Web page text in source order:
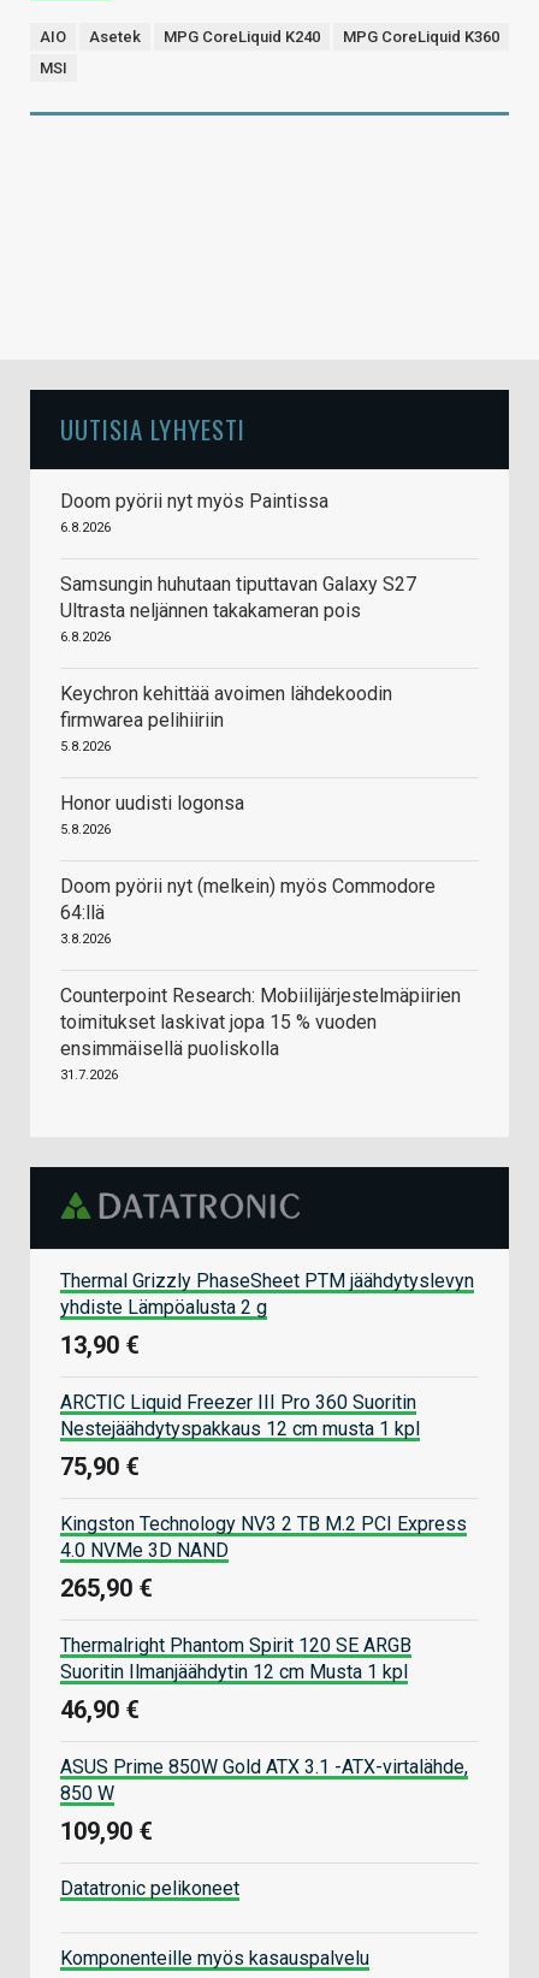
AIO Asetek MPG CoreLiquid K240
MPG CoreLiquid K360
MSI
UUTISIA LYHYESTI
Doom pyörii nyt myös Paintissa
6.8.2026
Samsungin huhutaan tiputtavan Galaxy S27
Ultrasta neljännen takakameran pois
6.8.2026
Keychron kehittää avoimen lähdekoodin
firmwarea pelihiiriin
5.8.2026
Honor uudisti logonsa
5.8.2026
Doom pyörii nyt (melkein) myös Commodore
64:llä
3.8.2026
Counterpoint Research: Mobiilijärjestelmäpiirien
toimitukset laskivat jopa 15 % vuoden
ensimmäisellä puoliskolla
31.7.2026
Thermal Grizzly PhaseSheet PTM jäähdytyslevyn
yhdiste Lämpöalusta 2 g
13,90 €
ARCTIC Liquid Freezer III Pro 360 Suoritin
Nestejäähdytyspakkaus 12 cm musta 1 kpl
75,90 €
Kingston Technology NV3 2 TB M.2 PCI Express
4.0 NVMe 3D NAND
265,90 €
Thermalright Phantom Spirit 120 SE ARGB
Suoritin Ilmanjäähdytin 12 cm Musta 1 kpl
46,90 €
ASUS Prime 850W Gold ATX 3.1 -ATX-virtalähde,
850 W
109,90 €
Datatronic pelikoneet
Komponenteille myös kasauspalvelu